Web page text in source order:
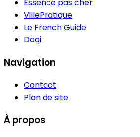
Essence pas cher
VillePratique
Le French Guide
Doqi
Navigation
Contact
Plan de site
À propos